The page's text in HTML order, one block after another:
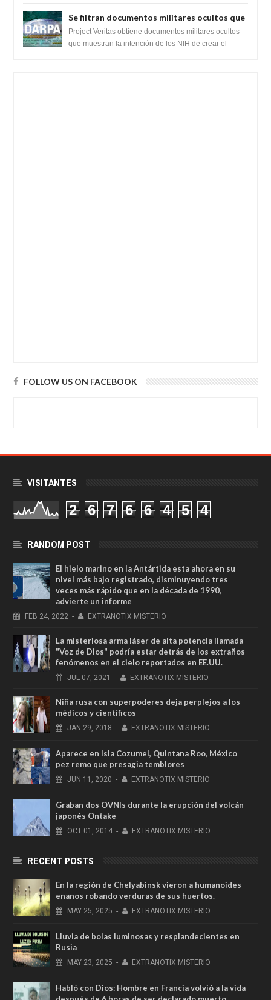
Se filtran documentos militares ocultos que
muestran la intención de los NIH de crear el
SARS-CoV-2, utilizando la investigación de
Project Veritas obtiene documentos militares ocultos
que muestran la intención de los NIH de crear el
FOLLOW US ON FACEBOOK
VISITANTES
2 6 7 6 6 4 5 4
RANDOM POST
El hielo marino en la Antártida esta ahora en su
nivel más bajo registrado, disminuyendo tres
veces más rápido que en la década de 1990,
advierte un informe
FEB 24, 2022 - EXTRANOTIX MISTERIO
La misteriosa arma láser de alta potencia llamada
"Voz de Dios" podría estar detrás de los extraños
fenómenos en el cielo reportados en EE.UU.
JUL 07, 2021 - EXTRANOTIX MISTERIO
Niña rusa con superpoderes deja perplejos a los
médicos y científicos
JAN 29, 2018 - EXTRANOTIX MISTERIO
Aparece en Isla Cozumel, Quintana Roo, México
pez remo que presagia temblores
JUN 11, 2020 - EXTRANOTIX MISTERIO
Graban dos OVNIs durante la erupción del volcán
japonés Ontake
OCT 01, 2014 - EXTRANOTIX MISTERIO
RECENT POSTS
En la región de Chelyabinsk vieron a humanoides
enanos robando verduras de sus huertos.
MAY 25, 2025 - EXTRANOTIX MISTERIO
Lluvia de bolas luminosas y resplandecientes en
Rusia
MAY 23, 2025 - EXTRANOTIX MISTERIO
Habló con Dios: Hombre en Francia volvió a la vida